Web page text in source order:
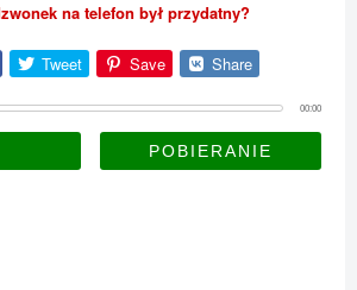
na telefon był przydatny?
Tweet Save Share
00:00